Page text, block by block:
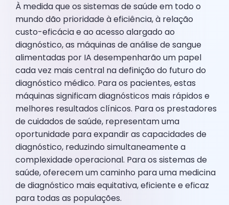
À medida que os sistemas de saúde em todo o
mundo dão prioridade à eficiência, à relação
custo-eficácia e ao acesso alargado ao
diagnóstico, as máquinas de análise de sangue
alimentadas por IA desempenharão um papel
cada vez mais central na definição do futuro do
diagnóstico médico. Para os pacientes, estas
máquinas significam diagnósticos mais rápidos e
melhores resultados clínicos. Para os prestadores
de cuidados de saúde, representam uma
oportunidade para expandir as capacidades de
diagnóstico, reduzindo simultaneamente a
complexidade operacional. Para os sistemas de
saúde, oferecem um caminho para uma medicina
de diagnóstico mais equitativa, eficiente e eficaz
para todas as populações.